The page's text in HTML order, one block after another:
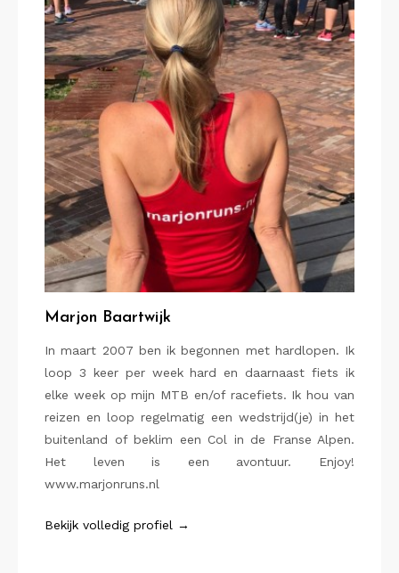
Marjon Baartwijk
In maart 2007 ben ik begonnen met hardlopen. Ik
loop 3 keer per week hard en daarnaast fiets ik
elke week op mijn MTB en/of racefiets. Ik hou van
reizen en loop regelmatig een wedstrijd(je) in het
buitenland of beklim een Col in de Franse Alpen.
Het leven is een avontuur. Enjoy!
www.marjonruns.nl
Bekijk volledig profiel →